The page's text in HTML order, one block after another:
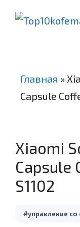
Главная »
Capsule
Xiaomi
Capsule
S1102
#управление